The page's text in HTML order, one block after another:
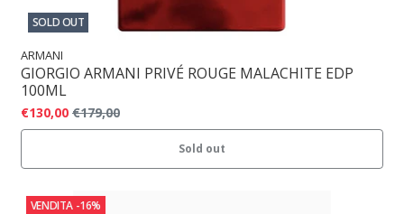
SOLD OUT
ARMANI
GIORGIO ARMANI PRIVÉ ROUGE MALACHITE EDP
100ML
€130,00 €179,00
Sold out
VENDITA -16%